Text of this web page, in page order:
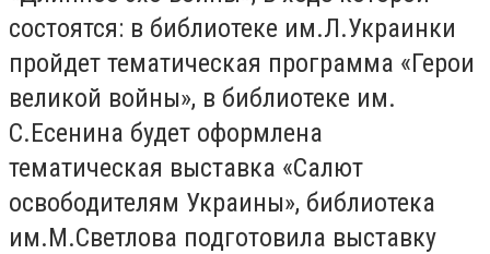
состоятся: в библиотеке им.Л.Украинки
пройдет тематическая программа «Герои
великой войны», в библиотеке им.
С.Есенина будет оформлена
тематическая выставка «Салют
освободителям Украины», библиотека
им.М.Светлова подготовила выставку